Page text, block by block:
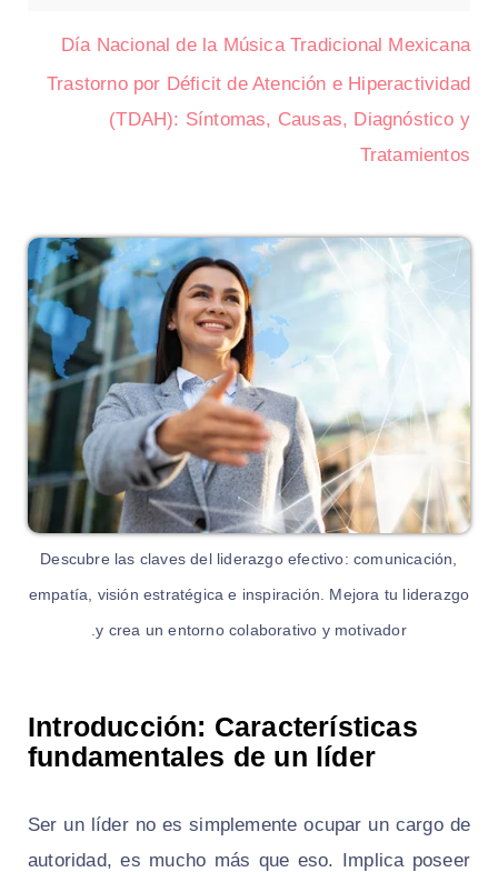
Día Nacional de la Música Tradicional Mexicana
Trastorno por Déficit de Atención e Hiperactividad
(TDAH): Síntomas, Causas, Diagnóstico y
Tratamientos
Descubre las claves del liderazgo efectivo: comunicación,
empatía, visión estratégica e inspiración. Mejora tu liderazgo
y crea un entorno colaborativo y motivador.
Introducción: Características
fundamentales de un líder
Ser un líder no es simplemente ocupar un cargo de
autoridad, es mucho más que eso. Implica poseer